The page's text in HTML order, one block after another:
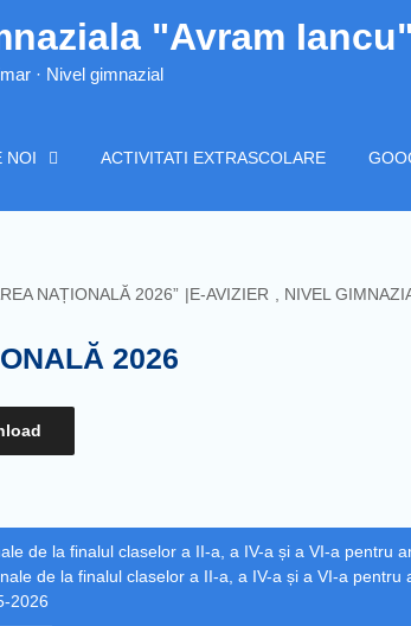
"Avram
· Nivel gimnazial
NOI ACTIVITATI EXTRASCOLARE
NAȚIONALĂ 2026” E-AVIZIER NIVEL
2026
de la finalul claselor a II-a, a IV-a și a VI-a pentru
de la finalul claselor a II-a, a IV-a și a VI-a pentru
2026